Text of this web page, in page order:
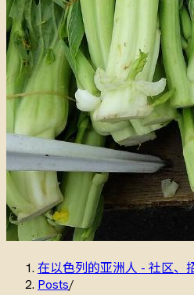
在以色列的亚洲人 - 社区、
Posts/